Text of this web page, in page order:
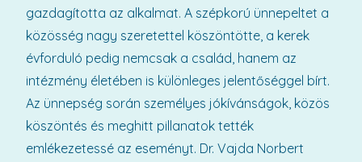
gazdagította az alkalmat. A szépkorú ünnepeltet a
közösség nagy szeretettel köszöntötte, a kerek
évforduló pedig nemcsak a család, hanem az
intézmény életében is különleges jelentőséggel bírt.
Az ünnepség során személyes jókívánságok, közös
köszöntés és meghitt pillanatok tették
emlékezetessé az eseményt. Dr. Vajda Norbert